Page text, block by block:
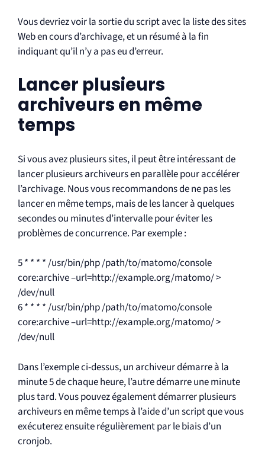
Vous devriez voir la sortie du script avec la liste des sites
Web en cours d’archivage, et un résumé à la fin
indiquant qu’il n’y a pas eu d’erreur.
Lancer plusieurs
archiveurs en même
temps
Si vous avez plusieurs sites, il peut être intéressant de
lancer plusieurs archiveurs en parallèle pour accélérer
l’archivage. Nous vous recommandons de ne pas les
lancer en même temps, mais de les lancer à quelques
secondes ou minutes d’intervalle pour éviter les
problèmes de concurrence. Par exemple :
5 * * * * /usr/bin/php /path/to/matomo/console
core:archive –url=http://example.org/matomo/ >
/dev/null
6 * * * * /usr/bin/php /path/to/matomo/console
core:archive –url=http://example.org/matomo/ >
/dev/null
Dans l’exemple ci-dessus, un archiveur démarre à la
minute 5 de chaque heure, l’autre démarre une minute
plus tard. Vous pouvez également démarrer plusieurs
archiveurs en même temps à l’aide d’un script que vous
exécuterez ensuite régulièrement par le biais d’un
cronjob.